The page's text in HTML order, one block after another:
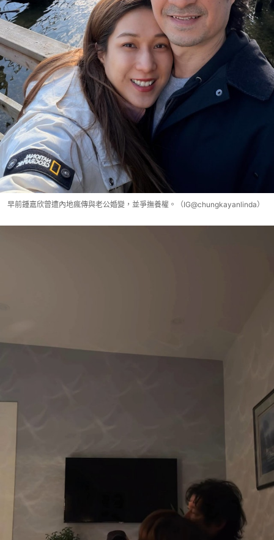
早前鍾嘉欣曾遭內地瘋傳與老公婚變，並爭撫養權。（IG@chungkayanlinda）